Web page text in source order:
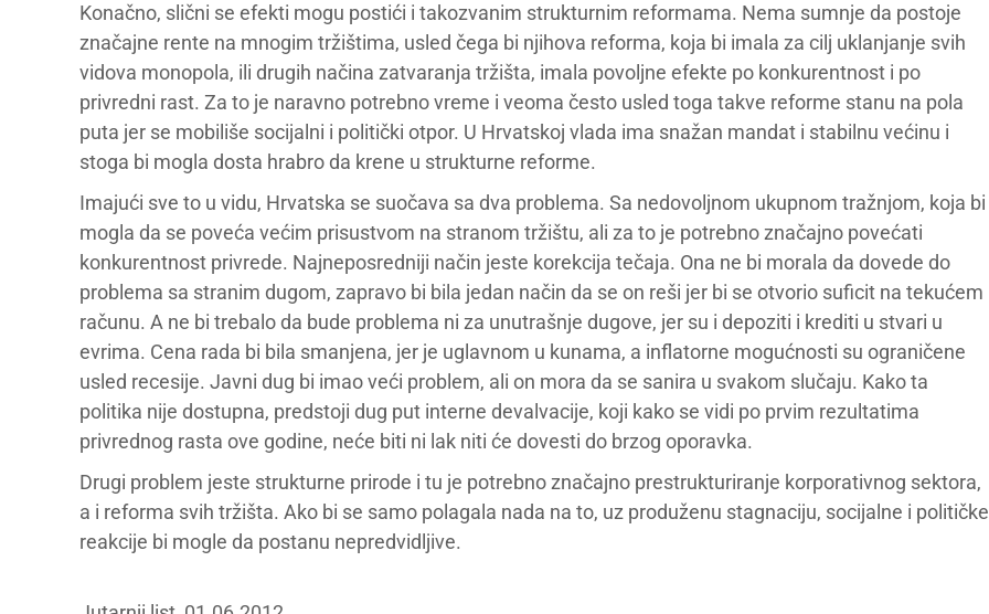
Konačno, slični se efekti mogu postići i takozvanim strukturnim reformama. Nema sumnje da postoje
značajne rente na mnogim tržištima, usled čega bi njihova reforma, koja bi imala za cilj uklanjanje svih
vidova monopola, ili drugih načina zatvaranja tržišta, imala povoljne efekte po konkurentnost i po
privredni rast. Za to je naravno potrebno vreme i veoma često usled toga takve reforme stanu na pola
puta jer se mobiliše socijalni i politički otpor. U Hrvatskoj vlada ima snažan mandat i stabilnu većinu i
stoga bi mogla dosta hrabro da krene u strukturne reforme.
Imajući sve to u vidu, Hrvatska se suočava sa dva problema. Sa nedovoljnom ukupnom tražnjom, koja bi
mogla da se poveća većim prisustvom na stranom tržištu, ali za to je potrebno značajno povećati
konkurentnost privrede. Najneposredniji način jeste korekcija tečaja. Ona ne bi morala da dovede do
problema sa stranim dugom, zapravo bi bila jedan način da se on reši jer bi se otvorio suficit na tekućem
računu. A ne bi trebalo da bude problema ni za unutrašnje dugove, jer su i depoziti i krediti u stvari u
evrima. Cena rada bi bila smanjena, jer je uglavnom u kunama, a inflatorne mogućnosti su ograničene
usled recesije. Javni dug bi imao veći problem, ali on mora da se sanira u svakom slučaju. Kako ta
politika nije dostupna, predstoji dug put interne devalvacije, koji kako se vidi po prvim rezultatima
privrednog rasta ove godine, neće biti ni lak niti će dovesti do brzog oporavka.
Drugi problem jeste strukturne prirode i tu je potrebno značajno prestrukturiranje korporativnog sektora,
a i reforma svih tržišta. Ako bi se samo polagala nada na to, uz produženu stagnaciju, socijalne i političke
reakcije bi mogle da postanu nepredvidljive.